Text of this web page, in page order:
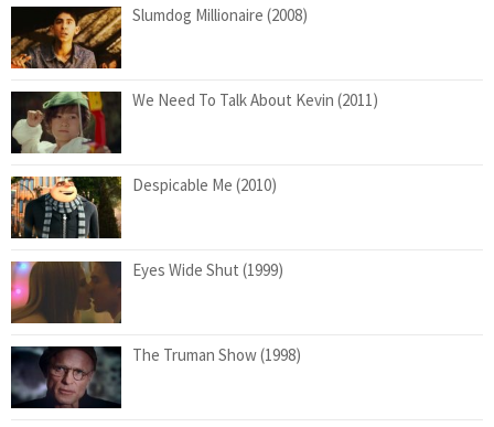
Slumdog Millionaire (2008)
We Need To Talk About Kevin (2011)
Despicable Me (2010)
Eyes Wide Shut (1999)
The Truman Show (1998)